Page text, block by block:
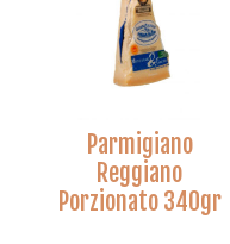
Parmigiano
Reggiano
Porzionato 340gr